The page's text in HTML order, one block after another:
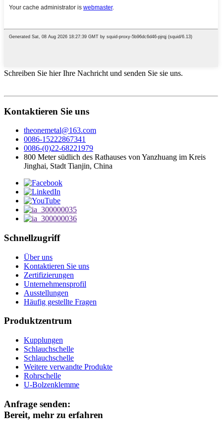
Schreiben Sie hier Ihre Nachricht und senden Sie sie uns.
Kontaktieren Sie uns
theonemetal@163.com
0086-15222867341
0086-(0)22-68221979
800 Meter südlich des Rathauses von Yanzhuang im Kreis
Jinghai, Stadt Tianjin, China
Schnellzugriff
Über uns
Kontaktieren Sie uns
Zertifizierungen
Unternehmensprofil
Ausstellungen
Häufig gestellte Fragen
Produktzentrum
Kupplungen
Schlauchschelle
Schlauchschelle
Weitere verwandte Produkte
Rohrschelle
U-Bolzenklemme
Anfrage senden:
Bereit, mehr zu erfahren